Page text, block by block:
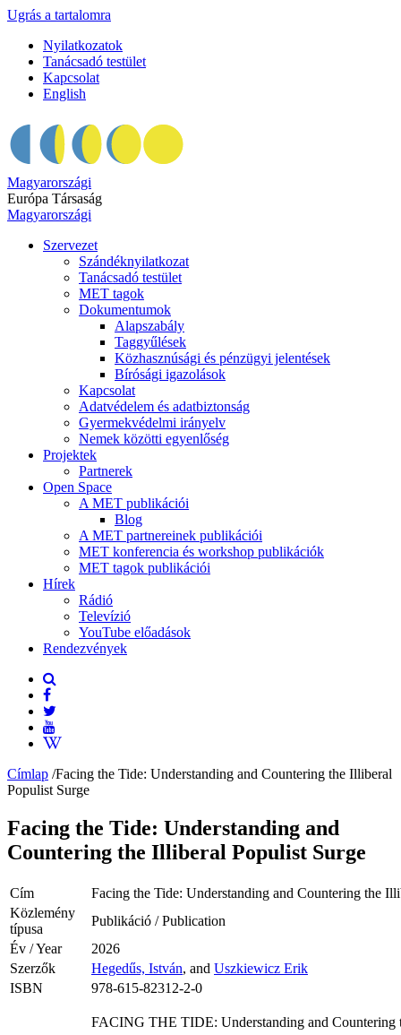
Ugrás a tartalomra
Nyilatkozatok
Tanácsadó testület
Kapcsolat
English
Magyarországi
Európa Társaság
Magyarországi
Szervezet
Szándéknyilatkozat
Tanácsadó testület
MET tagok
Dokumentumok
Alapszabály
Taggyűlések
Közhasznúsági és pénzügyi jelentések
Bírósági igazolások
Kapcsolat
Adatvédelem és adatbiztonság
Gyermekvédelmi irányelv
Nemek közötti egyenlőség
Projektek
Partnerek
Open Space
A MET publikációi
Blog
A MET partnereinek publikációi
MET konferencia és workshop publikációk
MET tagok publikációi
Hírek
Rádió
Televízió
YouTube előadások
Rendezvények
Címlap /Facing the Tide: Understanding and Countering the Illiberal
Populist Surge
Facing the Tide: Understanding and
Countering the Illiberal Populist Surge
Cím
Facing the Tide: Understanding and Countering the
Közlemény
típusa
Publikáció / Publication
Év / Year
2026
Szerzők
Hegedűs, István, and Uszkiewicz Erik
ISBN
978-615-82312-2-0
FACING THE TIDE: Understanding and Countering